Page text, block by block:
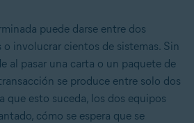
puede darse entre dos
involucrar cientos de sistemas. Sin
al pasar una carta o un paquete de
se produce entre solo dos
que esto suceda, los dos equipos
cómo se espera que se